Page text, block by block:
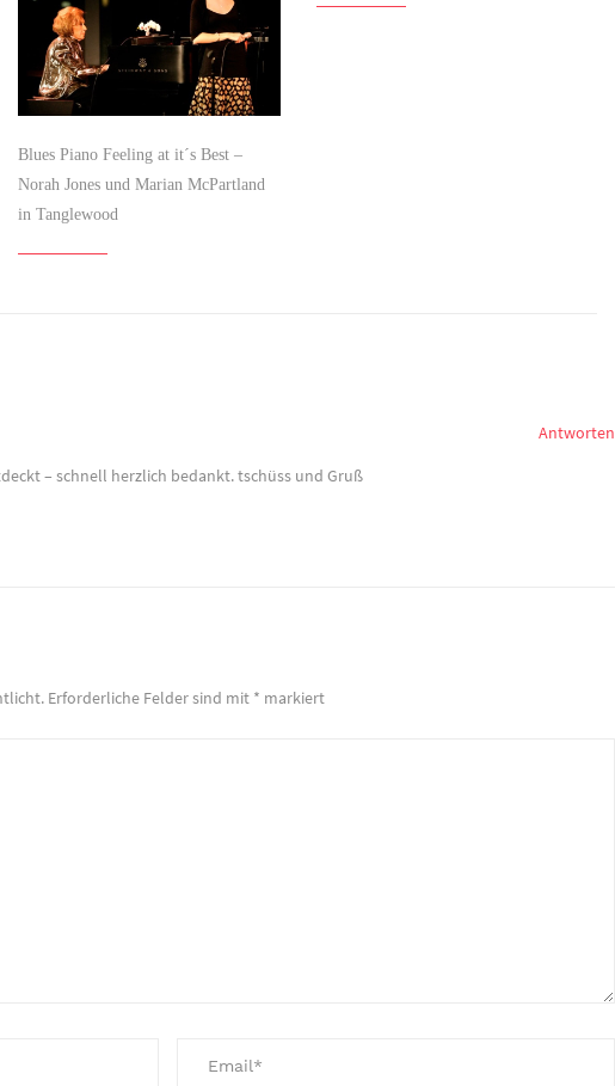
Blues Piano Feeling at it´s Best –
Norah Jones und Marian McPartland
in Tanglewood
Antworten
– schnell herzlich bedankt. tschüss und Gruß
Erforderliche Felder sind mit * markiert